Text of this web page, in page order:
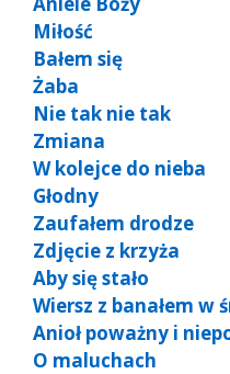
Miłość
Bałem się
Żaba
Nie tak nie tak
Zmiana
W kolejce do nieba
Głodny
Zaufałem drodze
Zdjęcie z krzyża
Aby się stało
Wiersz z banałem w
Anioł poważny i
O maluchach